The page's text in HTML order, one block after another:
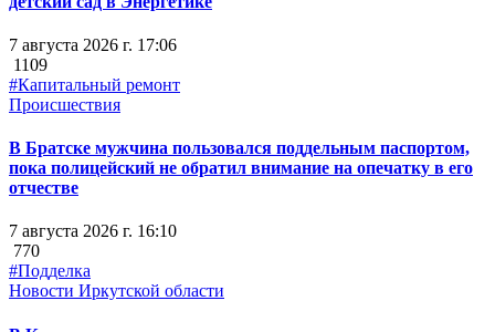
7 августа 2026 г. 17:06
1109
#Капитальный ремонт
Происшествия
В Братске мужчина пользовался поддельным паспортом,
пока полицейский не обратил внимание на опечатку в его
отчестве
7 августа 2026 г. 16:10
770
#Подделка
Новости Иркутской области